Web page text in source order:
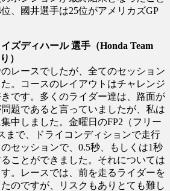
、國井選手は25位がアメリカズGP
ズディハール 選手（Honda Team
）
のレースでしたが、全てのセッション
。コースのレイアウトはチャレンジ
です。多くのライダー達は、路面が
題であると言っていましたが、私は
中しました。金曜日のFP2（フリー
まで、ドライコンディションで走行
セッションで、0.5秒、もしくは1秒
ことができました。それについては
。レースでは、前を走るライダーを
のですが、リスクもありとても難し